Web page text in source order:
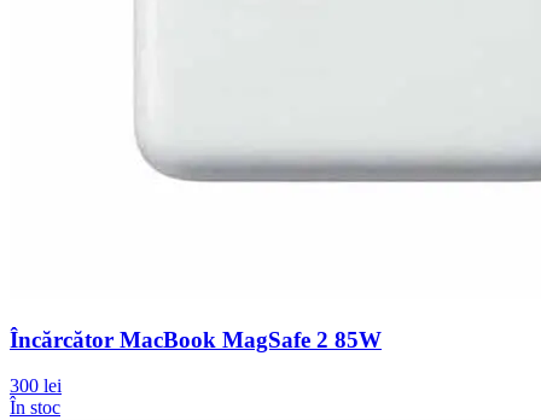
Încărcător MacBook MagSafe 2 85W
300 lei
În stoc